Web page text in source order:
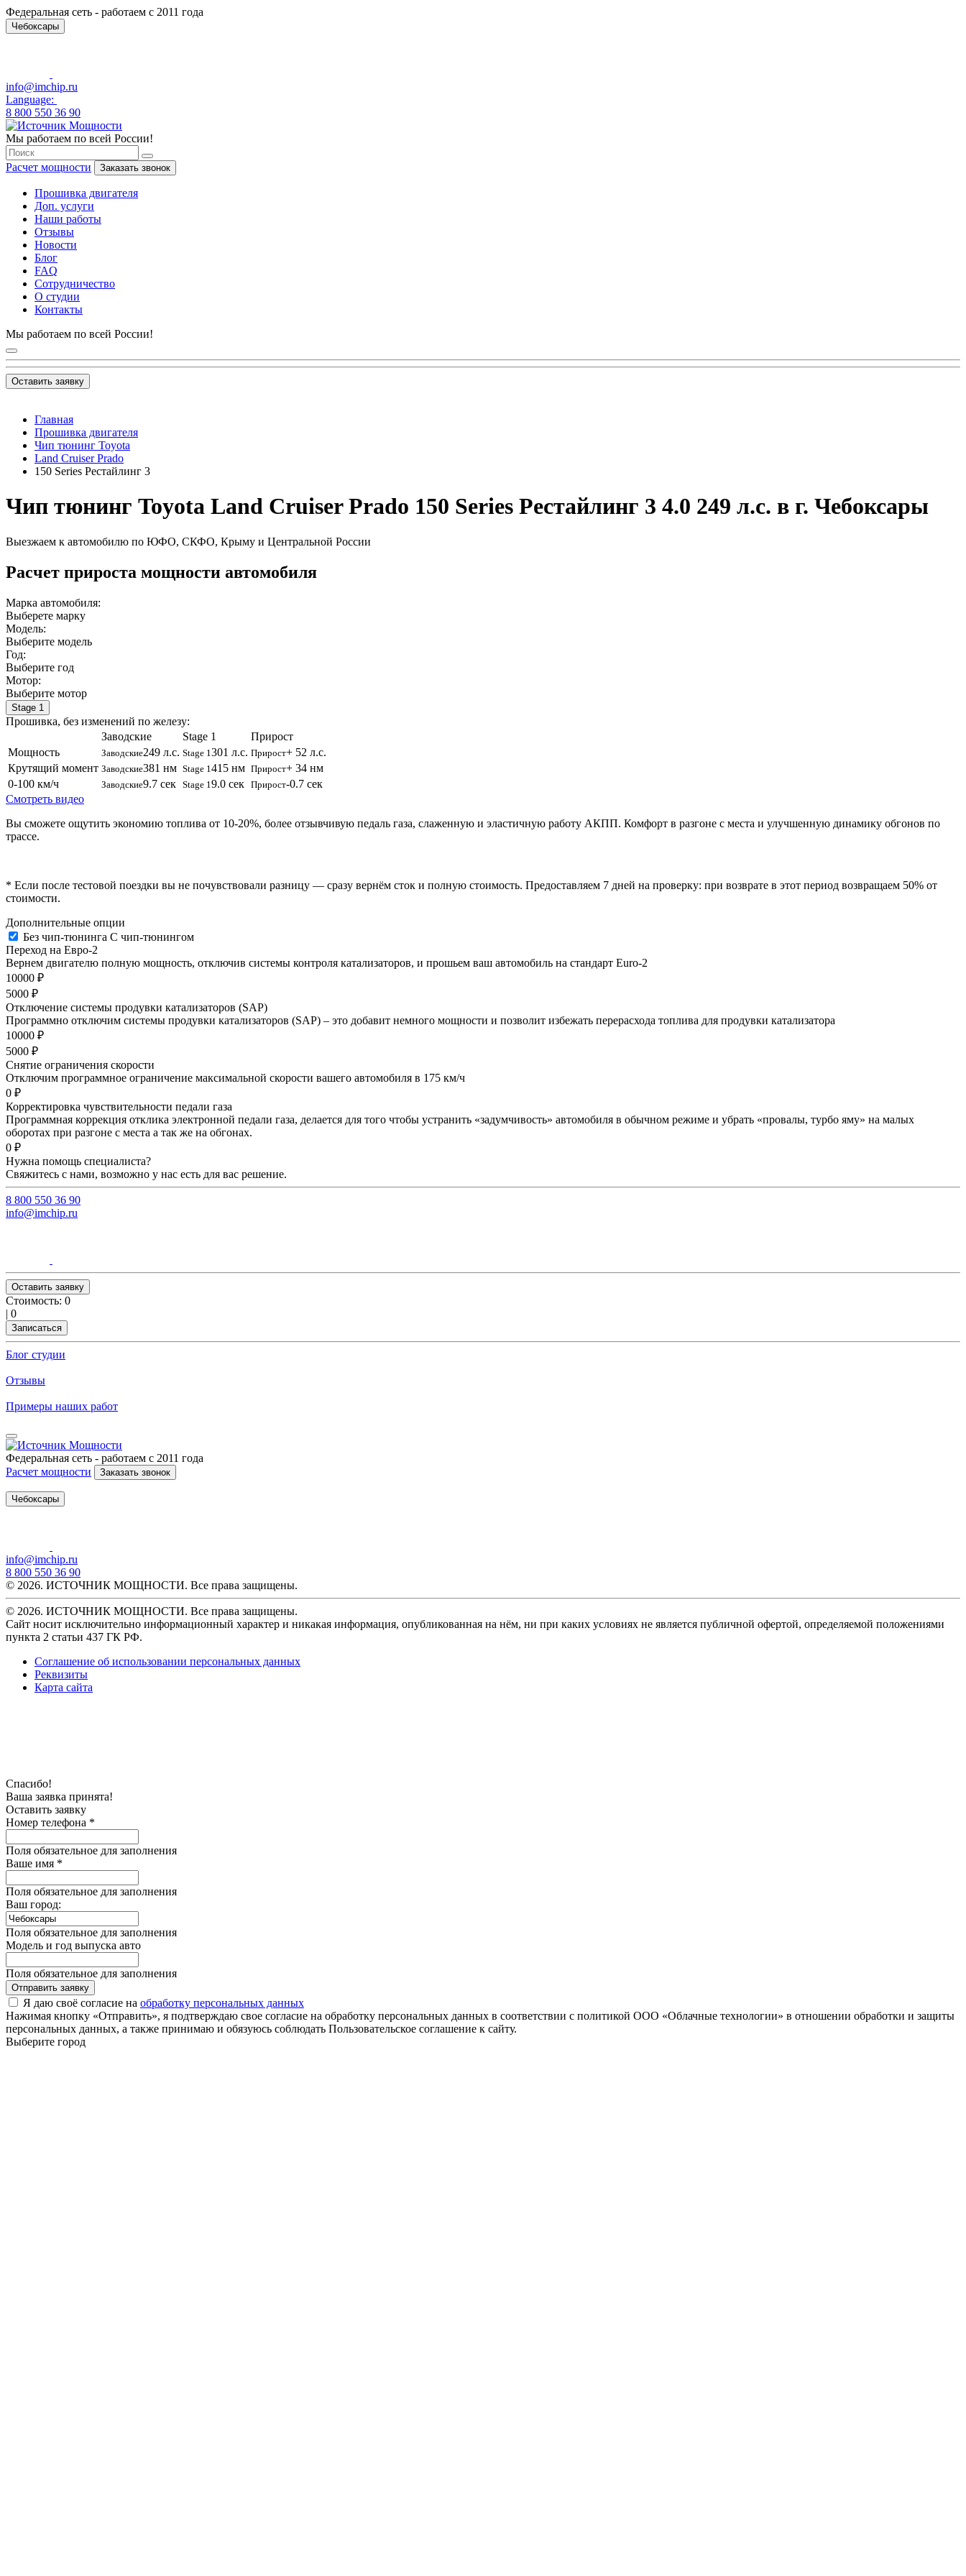
Федеральная сеть - работаем с 2011 года
Чебоксары
info@imchip.ru
Language:
8 800 550 36 90
Мы работаем по всей России!
Расчет мощности Заказать звонок
Прошивка двигателя
Доп. услуги
Наши работы
Отзывы
Новости
Блог
FAQ
Сотрудничество
О студии
Контакты
Мы работаем по всей России!
Оставить заявку
Главная
Прошивка двигателя
Чип тюнинг Toyota
Land Cruiser Prado
150 Series Рестайлинг 3
Чип тюнинг Toyota Land Cruiser Prado 150 Series Рестайлинг 3 4.0 249 л.с. в г. Чебоксары
Выезжаем к автомобилю по ЮФО, СКФО, Крыму и Центральной России
Расчет прироста мощности автомобиля
Марка автомобиля:
Выберете марку
Модель:
Выберите модель
Год:
Выберите год
Мотор:
Выберите мотор
Stage 1
Прошивка, без изменений по железу:
Заводские
Stage 1
Прирост
Мощность
Заводские249 л.с. Stage 1 301 л.с. Прирост+ 52 л.с.
Крутящий момент Заводские381 нм Stage 1 415 нм Прирост+ 34 нм
0-100 км/ч
Заводские9.7 сек Stage 1 9.0 сек Прирост-0.7 сек
Смотреть видео
Вы сможете ощутить экономию топлива от 10-20%, более отзывчивую педаль газа, слаженную и эластичную работу АКПП. Комфорт в разгоне с места и улучшенную динамику обгонов по
трассе.
* Если после тестовой поездки вы не почувствовали разницу — сразу вернём сток и полную стоимость. Предоставляем 7 дней на проверку: при возврате в этот период возвращаем 50% от
стоимости.
Дополнительные опции
Без чип-тюнинга С чип-тюнингом
Переход на Евро-2
Вернем двигателю полную мощность, отключив системы контроля катализаторов, и прошьем ваш автомобиль на стандарт Euro-2
10000 ₽
5000 ₽
Отключение системы продувки катализаторов (SAP)
Программно отключим системы продувки катализаторов (SAP) – это добавит немного мощности и позволит избежать перерасхода топлива для продувки катализатора
10000 ₽
5000 ₽
Снятие ограничения скорости
Отключим программное ограничение максимальной скорости вашего автомобиля в 175 км/ч
0 ₽
Корректировка чувствительности педали газа
Программная коррекция отклика электронной педали газа, делается для того чтобы устранить «задумчивость» автомобиля в обычном режиме и убрать «провалы, турбо яму» на малых
оборотах при разгоне с места а так же на обгонах.
0 ₽
Нужна помощь специалиста?
Свяжитесь с нами, возможно у нас есть для вас решение.
8 800 550 36 90
info@imchip.ru
Оставить заявку
Стоимость: 0
| 0
Записаться
Блог студии
Отзывы
Примеры наших работ
Федеральная сеть - работаем с 2011 года
Расчет мощности
Заказать звонок
Чебоксары
info@imchip.ru
8 800 550 36 90
© 2026. ИСТОЧНИК МОЩНОСТИ. Все права защищены.
© 2026. ИСТОЧНИК МОЩНОСТИ. Все права защищены.
Сайт носит исключительно информационный характер и никакая информация, опубликованная на нём, ни при каких условиях не является публичной офертой, определяемой положениями
пункта 2 статьи 437 ГК РФ.
Соглашение об использовании персональных данных
Реквизиты
Карта сайта
Спасибо!
Ваша заявка принята!
Оставить заявку
Номер телефона *
Поля обязательное для заполнения
Ваше имя *
Поля обязательное для заполнения
Ваш город:
Поля обязательное для заполнения
Модель и год выпуска авто
Поля обязательное для заполнения
Отправить заявку
Я даю своё согласие на обработку персональных данных
Нажимая кнопку «Отправить», я подтверждаю свое согласие на обработку персональных данных в соответствии с политикой ООО «Облачные технологии» в отношении обработки и защиты
персональных данных, а также принимаю и обязуюсь соблюдать Пользовательское соглашение к сайту.
Выберите город